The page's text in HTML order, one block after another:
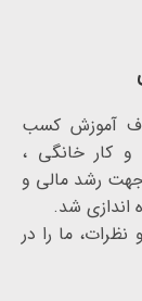
آموزش کسب
و کار خانگی ،
جهت رشد مالی و
نظرات، ما را در